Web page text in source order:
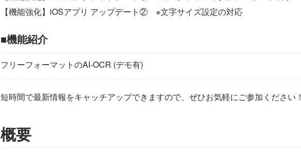
【機能強化】iOSアプリ アップデート② ※文字サイズ設定の対応
■機能紹介
フリーフォーマットのAI-OCR (デモ有)
短時間で最新情報をキャッチアップできますので、ぜひお気軽にご参加ください！
概要